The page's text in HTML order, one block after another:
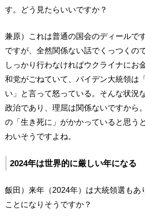
す。どう見たらいいですか？
兼原）これは普通の国会のディールで
ですが、全然関係ない話でくっつくの
しっかり行わなければウクライナにお
和党がごねていて、バイデン大統領は
い」と言って怒っている。そんな状況
政治であり、理屈は関係ないですから
の「生き死に」がかかっていると思う
わいそうですよね。
2024年は世界的に厳しい年になる
飯田）来年（2024年）は大統領選もあ
ことになりそうですか？